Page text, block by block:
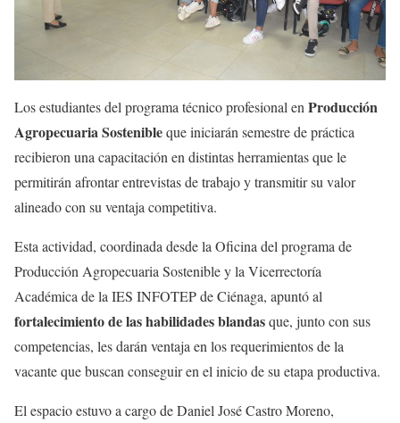
Los estudiantes del programa técnico profesional en Producción
Agropecuaria Sostenibleque iniciarán semestre de práctica
recibieron una capacitación en distintas herramientas que le
permitirán afrontar entrevistas de trabajo y transmitir su valor
alineado con su ventaja competitiva.
Esta actividad, coordinada desde la Oficina del programa de
Producción Agropecuaria Sostenible y la Vicerrectoría
Académica de la IES INFOTEP de Ciénaga, apuntó al
fortalecimiento de las habilidades blandasque, junto con sus
competencias, les darán ventaja en los requerimientos de la
vacante que buscan conseguir en el inicio de su etapa productiva.
El espacio estuvo a cargo de Daniel José Castro Moreno,